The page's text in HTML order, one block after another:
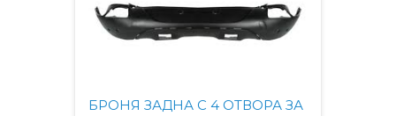
БРОНЯ ЗАДНА С 4 ОТВОРА ЗА